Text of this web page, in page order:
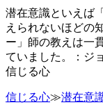
潜在意識といえば
えられないほどの
ー」師の教えは一
ていました。：ジ
信じる心
信じる心≫潜在意